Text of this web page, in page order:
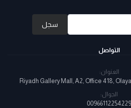
سجل
التواصل
العنوان:
Riyadh Gallery Mall, A2, Office 418,
الجوال:
00966112254229